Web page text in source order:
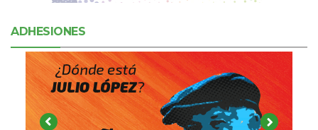
ADHESIONES